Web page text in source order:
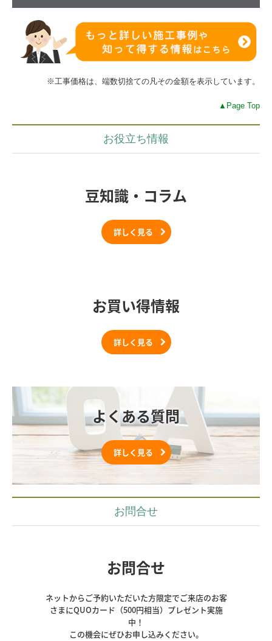
※工事価格は、端数切捨ての凡その金額を表示しています。
▲Page Top
お役立ち情報
豆知識・コラム
詳しく見る
お買い得情報
詳しく見る
よくある質問
詳しく見る
お問合せ
お問合せ
ネットからご予約いただいた方限定でご来店のお客
さまにQUOカード（500円相当）プレゼント実施
中！
この機会にぜひお申し込みください。